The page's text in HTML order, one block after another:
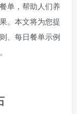
单，帮助人们养
。本文将为您提
、每日餐单示例